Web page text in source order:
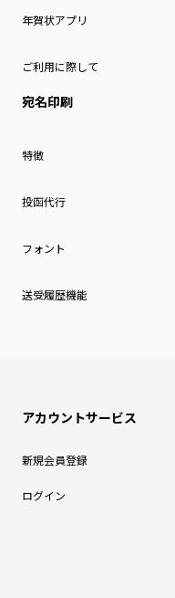
年賀状アプリ
ご利用に際して
宛名印刷
特徴
投函代行
フォント
送受履歴機能
アカウントサービス
新規会員登録
ログイン